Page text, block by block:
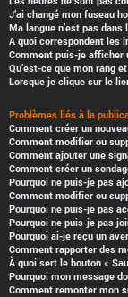
J’ai changé mon fuseau
Ma langue n’est pas dans
A quoi correspondent les
Comment puis-je afficher
Qu’est-ce que mon rang
Lorsque je clique sur le
Problèmes liés à la
Comment créer un
Comment modifier ou
Comment ajouter une
Comment créer un
Pourquoi ne puis-je pas
Comment modifier ou
Pourquoi ne puis-je pas
Pourquoi ne puis-je pas
Pourquoi ai-je reçu un
Comment rapporter des
À quoi sert le bouton «
Pourquoi mon message
Comment remonter mon